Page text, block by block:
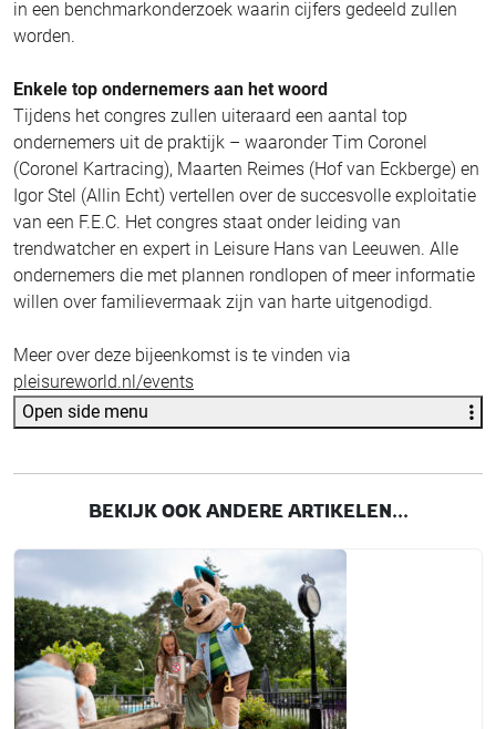
in een benchmarkonderzoek waarin cijfers gedeeld zullen
worden.
Enkele top ondernemers aan het woord
Tijdens het congres zullen uiteraard een aantal top
ondernemers uit de praktijk – waaronder Tim Coronel
(Coronel Kartracing), Maarten Reimes (Hof van Eckberge) en
Igor Stel (Allin Echt) vertellen over de succesvolle exploitatie
van een F.E.C. Het congres staat onder leiding van
trendwatcher en expert in Leisure Hans van Leeuwen. Alle
ondernemers die met plannen rondlopen of meer informatie
willen over familievermaak zijn van harte uitgenodigd.
Meer over deze bijeenkomst is te vinden via
pleisureworld.nl/events
Open side menu
BEKIJK OOK ANDERE ARTIKELEN...